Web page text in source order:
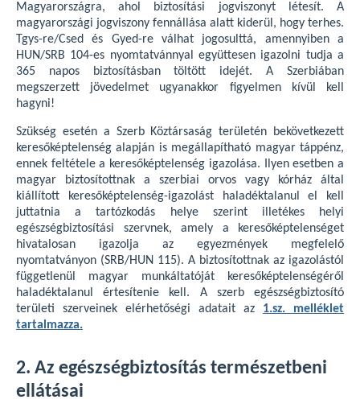
Magyarországra, ahol biztosítási jogviszonyt létesít. A
magyarországi jogviszony fennállása alatt kiderül, hogy terhes.
Tgys-re/Csed és Gyed-re válhat jogosulttá, amennyiben a
HUN/SRB 104-es nyomtatvánnyal együttesen igazolni tudja a
365 napos biztosításban töltött idejét. A Szerbiában
megszerzett jövedelmet ugyanakkor figyelmen kívül kell
hagyni!
Szükség esetén a Szerb Köztársaság területén bekövetkezett
keresőképtelenség alapján is megállapítható magyar táppénz,
ennek feltétele a keresőképtelenség igazolása. Ilyen esetben a
magyar biztosítottnak a szerbiai orvos vagy kórház által
kiállított keresőképtelenség-igazolást haladéktalanul el kell
juttatnia a tartózkodás helye szerint illetékes helyi
egészségbiztosítási szervnek, amely a keresőképtelenséget
hivatalosan igazolja az egyezmények megfelelő
nyomtatványon (SRB/HUN 115). A biztosítottnak az igazolástól
függetlenül magyar munkáltatóját keresőképtelenségéről
haladéktalanul értesítenie kell. A szerb egészségbiztosító
területi szerveinek elérhetőségi adatait az 1.sz. melléklet
tartalmazza.
2. Az egészségbiztosítás természetbeni
ellátásai